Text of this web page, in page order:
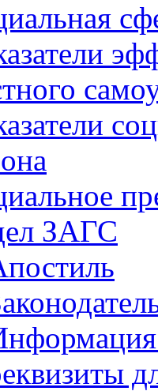
ЗАГС